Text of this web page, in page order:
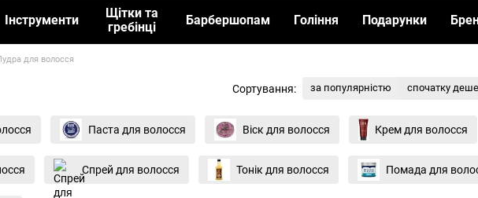
Інструменти
Щітки та
гребінці
Барбершопам Гоління Подарунки
для волосся
Сортування: за популярністю спочатку
Паста для волосся Віск для волосся Крем для волосся
Спрей для волосся Тонік для волосся Помада для